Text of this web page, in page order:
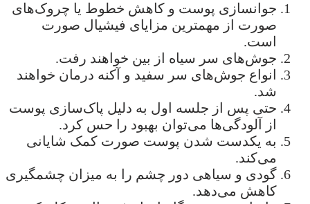
جوانسازی پوست و کاهش خطوط یا چروک‌های
صورت از مهمترین مزایای فیشیال صورت
است.
جوش‌های سر سیاه از بین خواهند رفت.
انواع جوش‌های سر سفید و آکنه درمان خواهند
شد.
حتی پس از جلسه اول به دلیل پاک‌سازی پوست
از آلودگی‌ها می‌توان بهبود را حس کرد.
به یکدست شدن پوست صورت کمک شایانی
می‌کند.
گودی و سیاهی دور چشم را به میزان چشمگیری
کاهش می‌دهد.